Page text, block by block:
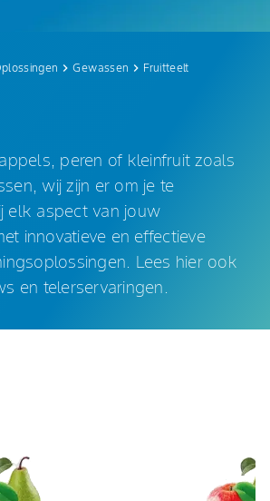
keyboard_arrow_rightGewassen keyboard_arrow_right Fruitteelt
peren of kleinfruit zoals
wij zijn er om je te
elk aspect van jouw
innovatieve en effectieve
Lees hier ook
en telerservaringen.